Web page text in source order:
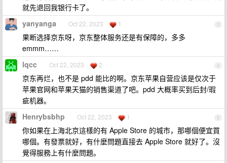
就先退回我银行卡了。
3
yanyanga Oct 22, 2023 1
果断选择京东呀，京东整体服务还是有保障的，多多
emmm……
4
lqcc Oct 22, 2023 2
京东再烂，也不是 pdd 能比的啊。京东苹果自营应该是仅次于
苹果官网和苹果天猫的销售渠道了吧。pdd 大概率买到后封/瑕
疵机器。
5
Henrybsbhp Oct 22, 2023 1
你如果在上海北京這樣的有 Apple Store 的城市，那哪個便宜買
哪個。有發票就好，有什麼問題直接去 Apple Store 就好了。沒
覺得服務上有什麼問題。